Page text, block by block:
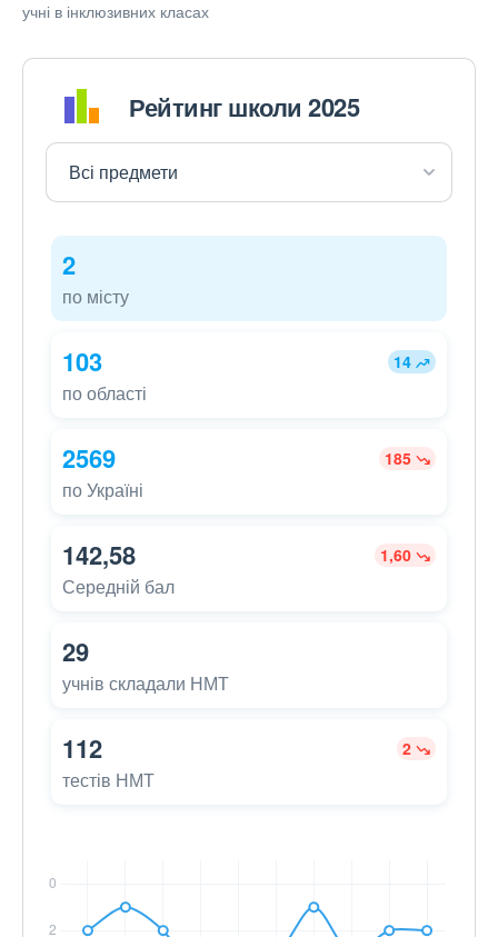
учні в інклюзивних класах
Рейтинг школи 2025
2
по місту
103 14
по області
2569 185
по Україні
142,58 1,60
Середній бал
29
учнів складали НМТ
112 2
тестів НМТ